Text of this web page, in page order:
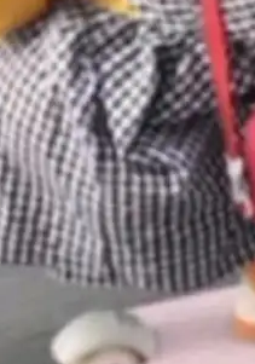
多了两项：
地从PoC走
AI应用...
表示——bool
认模式、浅
义的组
了。要知道
、校验、或
，两个
大厂都在
在 Twitte
了 Cloudfla
跟其他所
上它不一
十年前的
建在 Cloudf
建的平台
我十年秘密
的分
最新开源项
Cloudflare
进程。 设
的 SQLite
的 S3 兼容
库协调——
对象自带一
，单个数据
就被消除
源。当 cel
夺
系列
硬件成本暴
速度明显
数规格除开
Ultra / Z
端机器，
REDMI No
，一
操作的版